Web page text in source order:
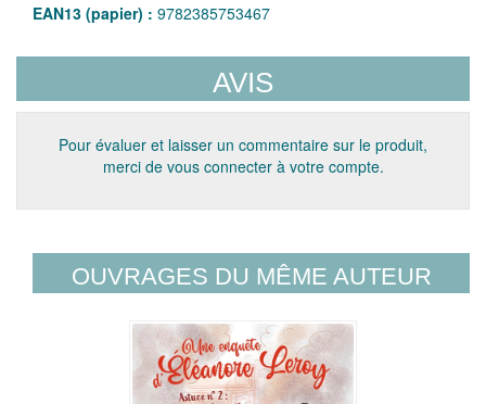
EAN13 (papier) : 9782385753467
AVIS
Pour évaluer et laisser un commentaire sur le produit,
merci de vous connecter à votre compte.
OUVRAGES DU MÊME AUTEUR